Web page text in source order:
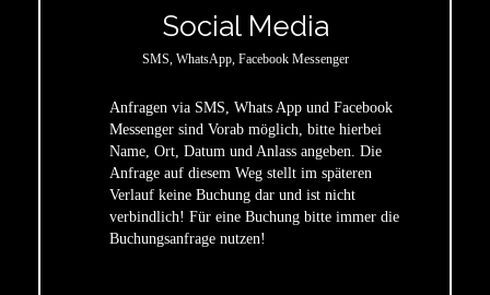
Social Media
SMS, WhatsApp, Facebook Messenger
Anfragen via SMS, Whats App und Facebook
Messenger sind Vorab möglich, bitte hierbei
Name, Ort, Datum und Anlass angeben. Die
Anfrage auf diesem Weg stellt im späteren
Verlauf keine Buchung dar und ist nicht
verbindlich! Für eine Buchung bitte immer die
Buchungsanfrage nutzen!